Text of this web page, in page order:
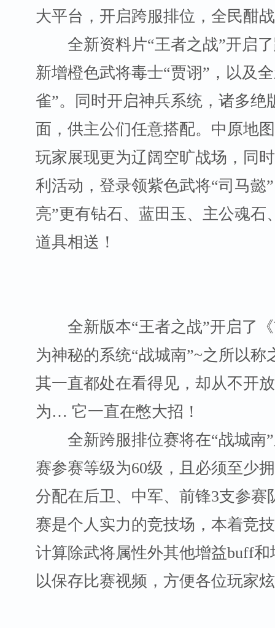
大平台，开启跨服排位，全民酣
全新资料片“王者之战”开启了
新增橙色武将毒士“贾诩”，以及
雀”。同时开启神兵系统，诸多绝
面，供主公们任意搭配。中原地
玩家展现更为辽阔空旷战场，同
利活动，登录领紫色武将“司马懿
亮”更有钻石、蓝田玉、主公魂石
道具相送！
全新版本“王者之战”开启了《
为神秘的系统“战城南”~之所以称
其一直都处在看得见，却从不开
为… 它一直在憋大招！
全新跨服排位赛将在“战城南”
赛参赛等级为60级，且必须至少
分配在后卫、中军、前锋3支参赛
赛是个人实力的竞技场，本着竞
计算除武将属性外其他增益buff
以保存比赛视频，方便各位玩家